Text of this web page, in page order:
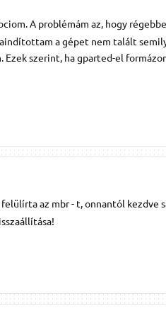
A problémám az, hogy
a gépet nem talált
szerint, ha gparted-el
az mbr - t, onnantól kezdve